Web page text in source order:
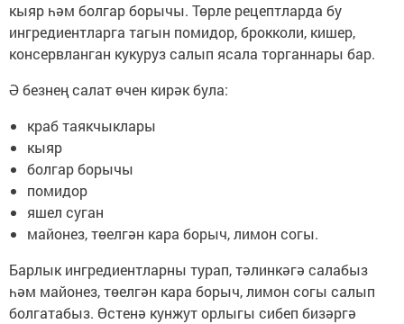
кыяр һәм болгар борычы. Төрле рецептларда бу
ингредиентларга тагын помидор, брокколи, кишер,
консервланган кукуруз салып ясала торганнары бар.
Ә безнең салат өчен кирәк була:
краб таякчыклары
кыяр
болгар борычы
помидор
яшел суган
майонез, төелгән кара борыч, лимон согы.
Барлык ингредиентларны турап, тәлинкәгә салабыз
һәм майонез, төелгән кара борыч, лимон согы салып
болгатабыз. Өстенә кунжут орлыгы сибеп бизәргә